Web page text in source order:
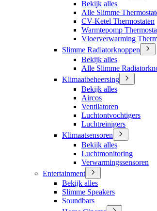
Bekijk alles
Alle Slimme
CV-Ketel Thermostaten
Warmtepomp
Vloerverwarming
Slimme Radiatorknoppen
Bekijk alles
Alle Slimme
Klimaatbeheersing
Bekijk alles
Aircos
Ventilatoren
Luchtontvochtigers
Luchtreinigers
Klimaatsensoren
Bekijk alles
Luchtmonitoring
Verwarmingssensoren
Entertainment
Bekijk alles
Slimme Speakers
Soundbars